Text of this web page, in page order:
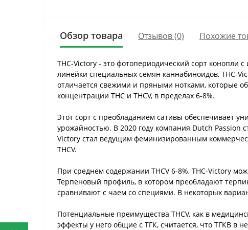
Обзор товара Отзывов (0) Похожие
THC-Victory - это фотопериодический сорт
линейки специальных семян каннабиноидов, THC-
отличается свежими и пряными нотками, которые
концентрации THC и THCV, в пределах 6-8%.
Этот сорт с преобладанием сативы обеспечивает
урожайностью. В 2020 году компания Dutch Passion
Victory стал ведущим феминизированным
THCV.
При среднем содержании THCV 6-8%, THC-Victory
Терпеновый профиль, в котором преобладают
сравнивают с чаем со специями. В некоторых
Потенциальные преимущества THCV, как в
эффекты у него общие с ТГК, считается, что ТГКВ в